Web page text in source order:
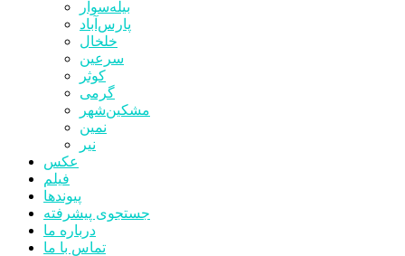
بیله‌سوار
پارس‌آباد
خلخال
سرعین
کوثر
گرمی
مشکین‌شهر
نمین
نیر
عکس
فیلم
پیوندها
جستجوی پیشرفته
درباره ما
تماس با ما